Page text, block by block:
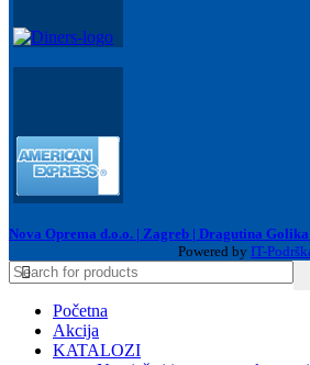
Nova Oprema d.o.o. | Zagreb | Dragutina
Powered by IT-
Početna
Akcija
KATALOZI